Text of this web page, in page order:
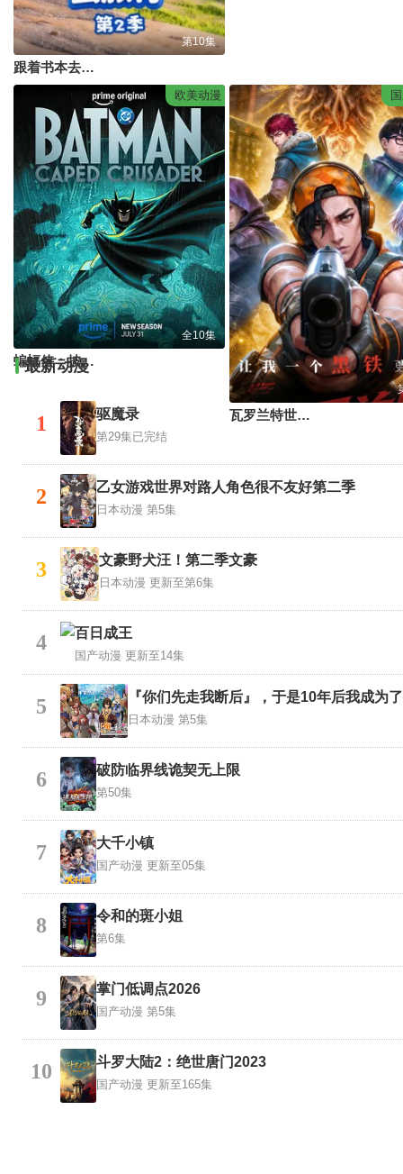
第10集
跟着书本去旅行第2季
欧美动漫
全10集
蝙蝠侠：披风战士第二季
瓦罗兰特世界赛，你让我一个黑铁当大哥
最新动漫
1 驱魔录
第29集已完结
2 乙女游戏世界对路人角色很不友好第二季
日本动漫 第5集
3 文豪野犬汪！第二季文豪
日本动漫 更新至第6集
4 百日成王
国产动漫 更新至14集
5 『你们先走我断后』，于是10年后我成为
日本动漫 第5集
6 破防临界线诡契无上限
第50集
7 大千小镇
国产动漫 更新至05集
8 令和的斑小姐
第6集
9 掌门低调点2026
国产动漫 第5集
10 斗罗大陆2：绝世唐门2023
国产动漫 更新至165集